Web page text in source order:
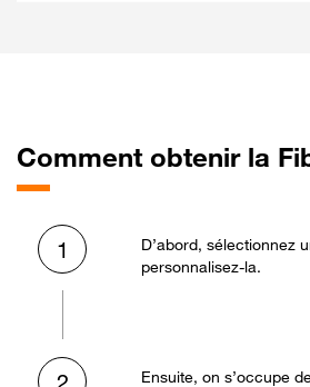
Comment obtenir la
1
D’abord, sélectionnez
personnalisez-la.
Ensuite, on s’occupe